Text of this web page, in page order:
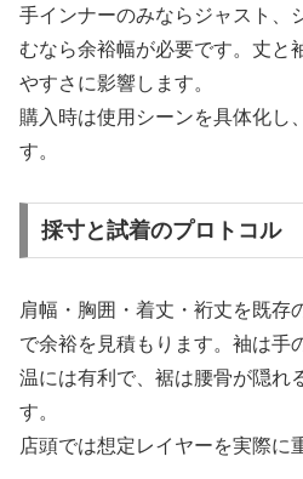
手インナーのみならジャスト、
むなら余裕幅が必要です。丈と
やすさに影響します。
購入時は使用シーンを具体化し
す。
採寸と試着のプロトコル
肩幅・胸囲・着丈・裄丈を既存
で余裕を見積もります。袖は手
温には有利で、裾は腰骨が隠れ
す。
店頭では想定レイヤーを実際に